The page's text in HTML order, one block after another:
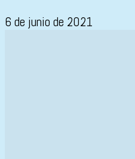
6 de junio de 2021